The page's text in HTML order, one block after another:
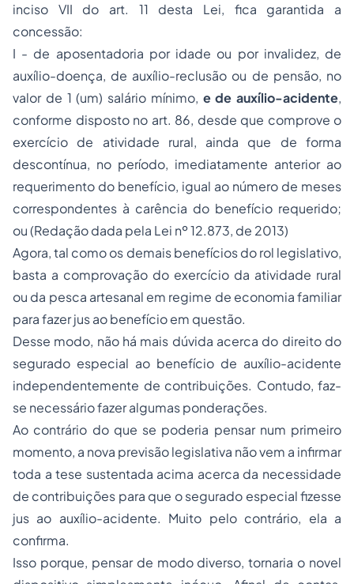
inciso VII do art. 11 desta Lei, fica garantida a
concessão:
I - de aposentadoria por idade ou por invalidez, de
auxílio-doença, de auxílio-reclusão ou de pensão, no
valor de 1 (um) salário mínimo, e de auxílio-acidente,
conforme disposto no art. 86, desde que comprove o
exercício de atividade rural, ainda que de forma
descontínua, no período, imediatamente anterior ao
requerimento do benefício, igual ao número de meses
correspondentes à carência do benefício requerido;
ou(Redação dada pela Lei nº 12.873, de 2013)
Agora, tal como os demais benefícios do rol legislativo,
basta a comprovação do exercício da atividade rural
ou da pesca artesanal em regime de economia familiar
para fazer jus ao benefício em questão.
Desse modo, não há mais dúvida acerca do direito do
segurado especial ao benefício de auxílio-acidente
independentemente de contribuições. Contudo, faz-
se necessário fazer algumas ponderações.
Ao contrário do que se poderia pensar num primeiro
momento, a nova previsão legislativa não vem a infirmar
toda a tese sustentada acima acerca da necessidade
de contribuições para que o segurado especial fizesse
jus ao auxílio-acidente. Muito pelo contrário, ela a
confirma.
Isso porque, pensar de modo diverso, tornaria o novel